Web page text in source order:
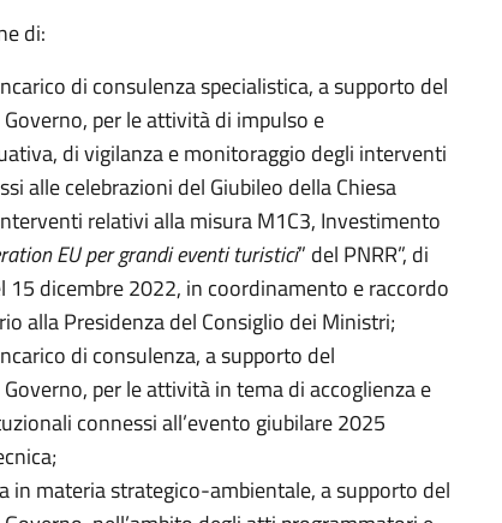
di:
di consulenza specialistica, a supporto del
per le attività di impulso e
di vigilanza e monitoraggio degli interventi
alle celebrazioni del Giubileo della Chiesa
relativi alla misura M1C3, Investimento
EU per grandi eventi turistici” del PNRR”, di
15 dicembre 2022, in coordinamento e raccordo
alla Presidenza del Consiglio dei Ministri;
di consulenza, a supporto del
per le attività in tema di accoglienza e
connessi all’evento giubilare 2025
in materia strategico-ambientale, a supporto del